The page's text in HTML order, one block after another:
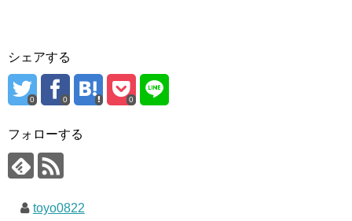
シェアする
0 0 0
フォローする
toyo0822